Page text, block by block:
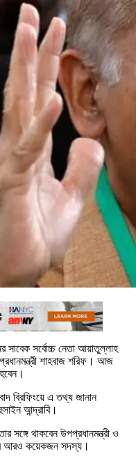
সাবেক সর্বোচ্চ নেতা আয়াতুল্লাহ
শাহবাজ শরিফ। আজ
ব্রিফিংয়ে এ তথ্য জানান
আন্দ্রাবি।
সঙ্গে থাকবেন উপপ্রধানমন্ত্রী ও
আরও কয়েকজন সদস্য।